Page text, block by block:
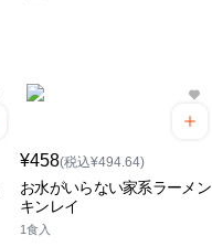
¥458(税込¥494.64)
お水がいらない家系ラーメン
キンレイ
1食入